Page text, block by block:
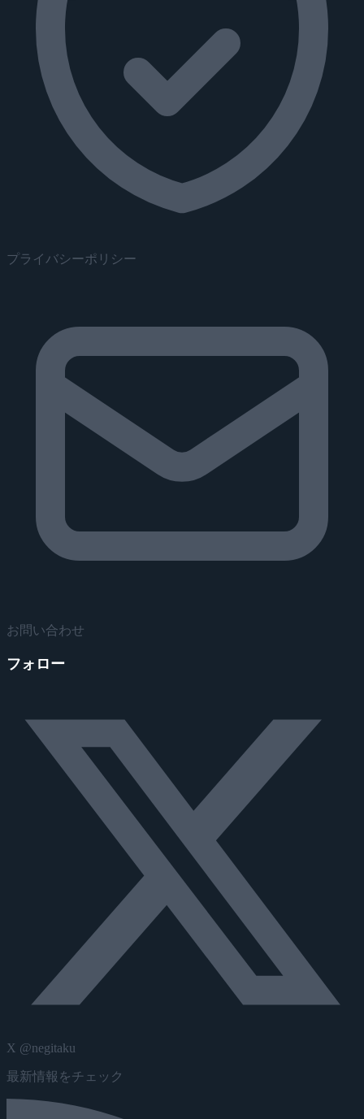
プライバシーポリシー
お問い合わせ
フォロー
X @negitaku
最新情報をチェック